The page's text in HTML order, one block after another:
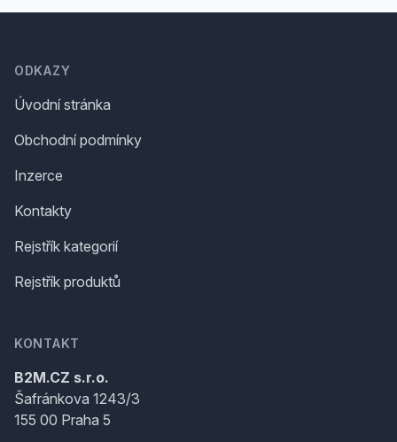
ODKAZY
Úvodní stránka
Obchodní podmínky
Inzerce
Kontakty
Rejstřík kategorií
Rejstřík produktů
KONTAKT
B2M.CZ s.r.o.
Šafránkova 1243/3
155 00 Praha 5